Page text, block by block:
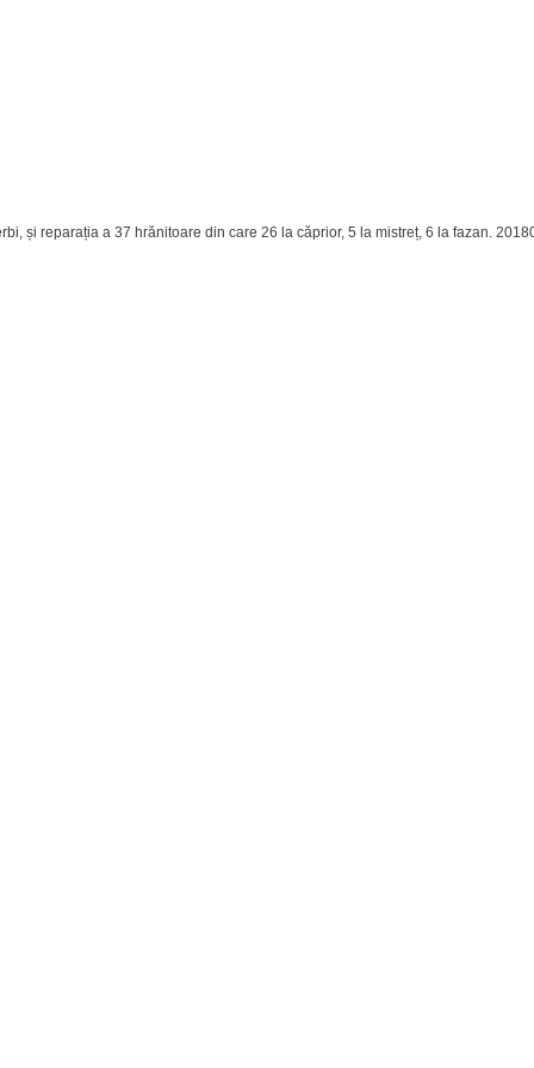
și reparația a 37 hrănitoare din care 26 la căprior, 5 la mistreț, 6 la